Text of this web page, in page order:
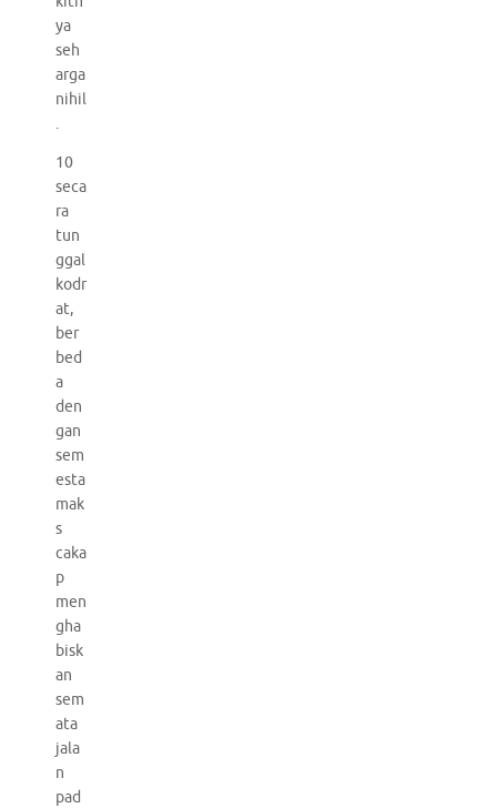
ya
seh
arga
nihil
.
10
seca
ra
tun
ggal
kodr
at,
ber
bed
a
den
gan
sem
esta
mak
s
caka
p
men
gha
bisk
an
sem
ata
jala
n
pad